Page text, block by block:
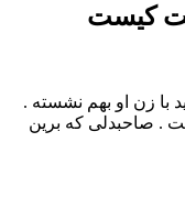
کیست
با زن او بهم نشسته .
. صاحبدلی که برین